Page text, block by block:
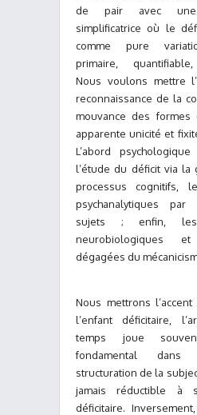
de pair avec une
simplificatrice où le
comme pure
primaire,
Nous voulons mettre
reconnaissance de la
mouvance des formes
apparente unicité et
L’abord
l’étude du déficit via la
processus cognitifs,
psychanalytiques par
sujets ; enfin, les
neurobiologiques et
dégagées du
Nous mettrons l’accent
l’enfant déficitaire,
temps joue
fondamental dans
structuration de la
jamais réductible à
déficitaire.